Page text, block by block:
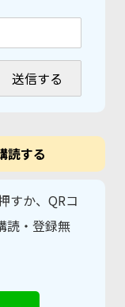
読する
すか、QRコ
読・登録無